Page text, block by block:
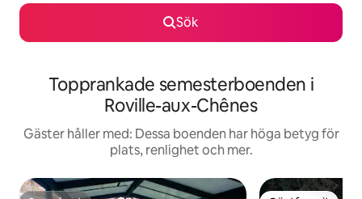
Sök
Topprankade semesterboenden i
Roville-aux-Chênes
Gäster håller med: Dessa boenden har höga betyg för
plats, renlighet och mer.